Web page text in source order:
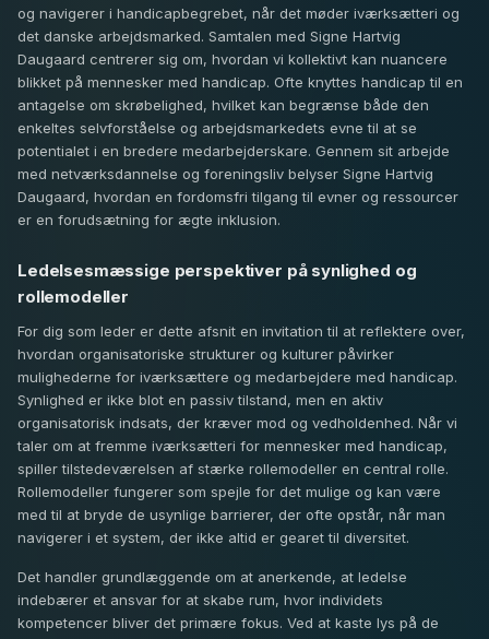
og navigerer i handicapbegrebet, når det møder iværksætteri og
det danske arbejdsmarked. Samtalen med Signe Hartvig
Daugaard centrerer sig om, hvordan vi kollektivt kan nuancere
blikket på mennesker med handicap. Ofte knyttes handicap til en
antagelse om skrøbelighed, hvilket kan begrænse både den
enkeltes selvforståelse og arbejdsmarkedets evne til at se
potentialet i en bredere medarbejderskare. Gennem sit arbejde
med netværksdannelse og foreningsliv belyser Signe Hartvig
Daugaard, hvordan en fordomsfri tilgang til evner og ressourcer
er en forudsætning for ægte inklusion.
Ledelsesmæssige perspektiver på synlighed og
rollemodeller
For dig som leder er dette afsnit en invitation til at reflektere over,
hvordan organisatoriske strukturer og kulturer påvirker
mulighederne for iværksættere og medarbejdere med handicap.
Synlighed er ikke blot en passiv tilstand, men en aktiv
organisatorisk indsats, der kræver mod og vedholdenhed. Når vi
taler om at fremme iværksætteri for mennesker med handicap,
spiller tilstedeværelsen af stærke rollemodeller en central rolle.
Rollemodeller fungerer som spejle for det mulige og kan være
med til at bryde de usynlige barrierer, der ofte opstår, når man
navigerer i et system, der ikke altid er gearet til diversitet.
Det handler grundlæggende om at anerkende, at ledelse
indebærer et ansvar for at skabe rum, hvor individets
kompetencer bliver det primære fokus. Ved at kaste lys på de